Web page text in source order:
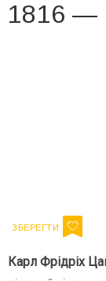
1816 —
Карл Фрідріх